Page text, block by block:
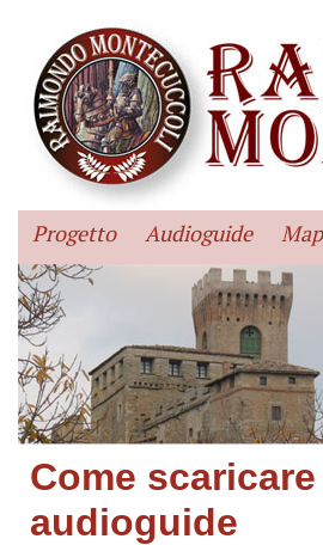
Progetto Audioguide
Come
audioguide